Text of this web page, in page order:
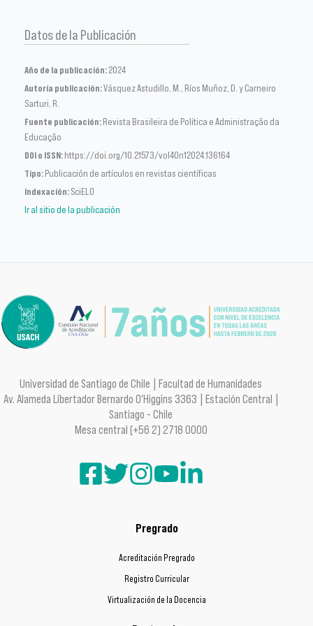
Datos de la Publicación
Año de la publicación:2024
Autoría publicación:Vásquez Astudillo, M., Ríos Muñoz, D. y Carneiro
Sarturi, R.
Fuente publicación:Revista Brasileira de Política e Administração da
Educação
DOI o ISSN:https://doi.org/10.21573/vol40n12024.136164
Tipo:Publicación de artículos en revistas científicas
Indexación:SciELO
Ir al sitio de la publicación
Universidad de Santiago de Chile | Facultad de Humanidades
Av. Alameda Libertador Bernardo O'Higgins 3363 | Estación Central |
Santiago - Chile
Mesa central (+56 2) 2718 0000
Pregrado
Acreditación Pregrado
Registro Curricular
Virtualización de la Docencia